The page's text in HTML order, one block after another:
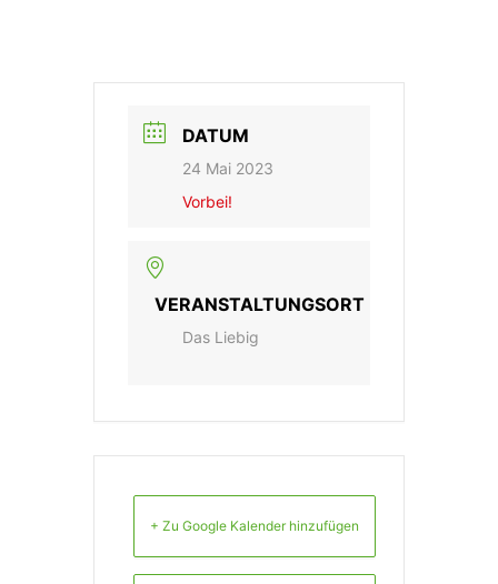
DATUM
24 Mai 2023
Vorbei!
VERANSTALTUNGSORT
Das Liebig
+ Zu Google Kalender hinzufügen